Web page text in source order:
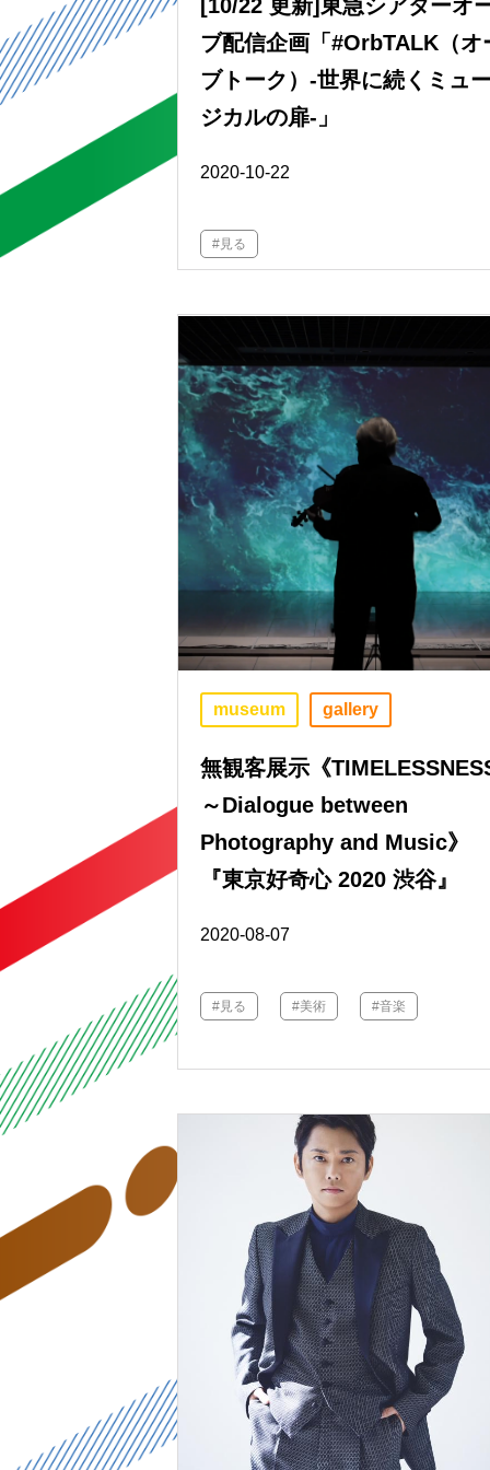
[10/22 更新]東急シアターオ
ブ配信企画「#OrbTALK（オ
ブトーク）-世界に続くミュ
ジカルの扉-」
2020-10-22
#見る
museum gallery
無観客展示《
～Dialogue between
Photography and Music》
『東京好奇心 2020 渋谷』
2020-08-07
#見る #美術 #音楽